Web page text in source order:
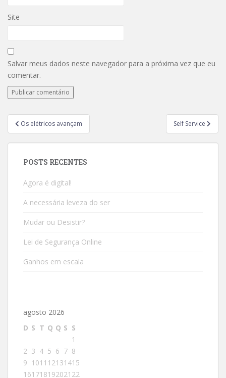
Site
Salvar meus dados neste navegador para a próxima vez que eu
comentar.
Os elétricos avançam Self Service
POSTS RECENTES
Agora é digital!
A necessária leveza do ser
Mudar ou Desistir?
Lei de Segurança Online
Ganhos em escala
agosto 2026
D S T Q Q S S
1
2 3 4 5 6 7 8
9 1011 12131415
161718192021 22